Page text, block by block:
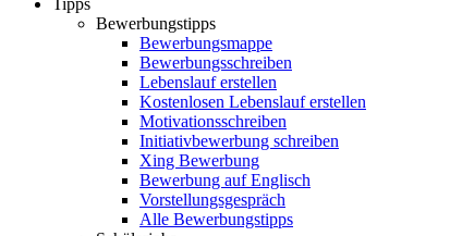
Tipps
Bewerbungstipps
Bewerbungsmappe
Bewerbungsschreiben
Lebenslauf erstellen
Kostenlosen Lebenslauf erstellen
Motivationsschreiben
Initiativbewerbung schreiben
Xing Bewerbung
Bewerbung auf Englisch
Vorstellungsgespräch
Alle Bewerbungstipps